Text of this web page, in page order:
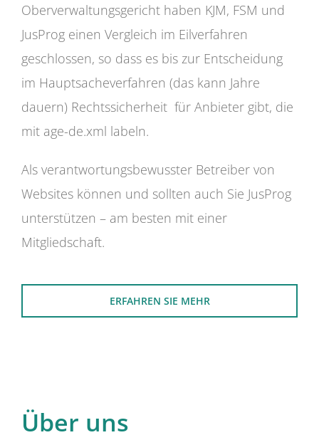
Oberverwaltungsgericht haben KJM, FSM und
JusProg einen Vergleich im Eilverfahren
geschlossen, so dass es bis zur Entscheidung
im Hauptsacheverfahren (das kann Jahre
dauern) Rechtssicherheit für Anbieter gibt, die
mit age-de.xml labeln.
Als verantwortungsbewusster Betreiber von
Websites können und sollten auch Sie JusProg
unterstützen – am besten mit einer
Mitgliedschaft.
ERFAHREN SIE MEHR
Über uns